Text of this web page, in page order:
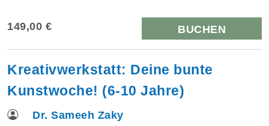
149,00 € BUCHEN
Kreativwerkstatt: Deine bunte
Kunstwoche! (6-10 Jahre)
Dr. Sameeh Zaky